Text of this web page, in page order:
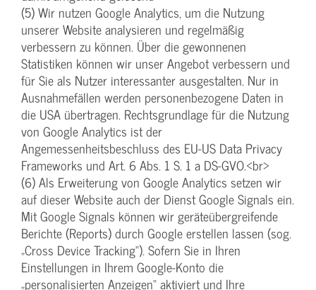
(5) Wir nutzen Google Analytics, um die Nutzung
unserer Website analysieren und regelmäßig
verbessern zu können. Über die gewonnenen
Statistiken können wir unser Angebot verbessern und
für Sie als Nutzer interessanter ausgestalten. Nur in
Ausnahmefällen werden personenbezogene Daten in
die USA übertragen. Rechtsgrundlage für die Nutzung
von Google Analytics ist der
Angemessenheitsbeschluss des EU-US Data Privacy
Frameworks und Art. 6 Abs. 1 S. 1 a DS-GVO.<br>
(6) Als Erweiterung von Google Analytics setzen wir
auf dieser Website auch der Dienst Google Signals ein.
Mit Google Signals können wir geräteübergreifende
Berichte (Reports) durch Google erstellen lassen (sog.
„Cross Device Tracking“). Sofern Sie in Ihren
Einstellungen in Ihrem Google-Konto die
„personalisierten Anzeigen“ aktiviert und Ihre